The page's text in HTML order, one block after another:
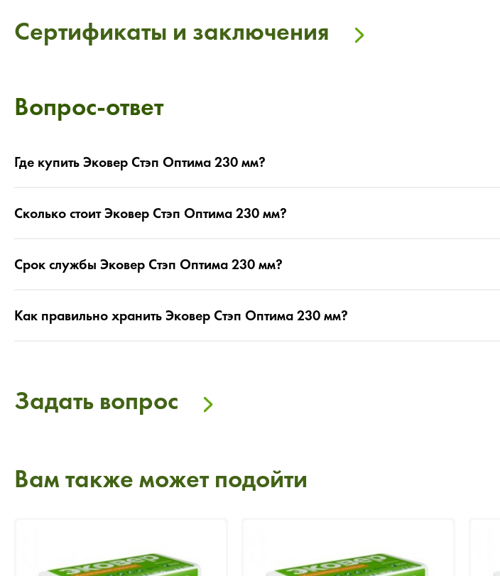
Сертификаты и заключения
Вопрос-ответ
Где купить Эковер Стэп Оптима 230 мм?
Сколько стоит Эковер Стэп Оптима 230 мм?
Срок службы Эковер Стэп Оптима 230 мм?
Как правильно хранить Эковер Стэп Оптима 230 мм?
Задать вопрос
Вам также может подойти